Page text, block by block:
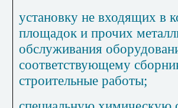
установку не входящих в
площадок и прочих
обслуживания
соответствующему
строительные работы;